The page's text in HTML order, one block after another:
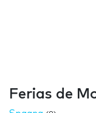
Ferias de